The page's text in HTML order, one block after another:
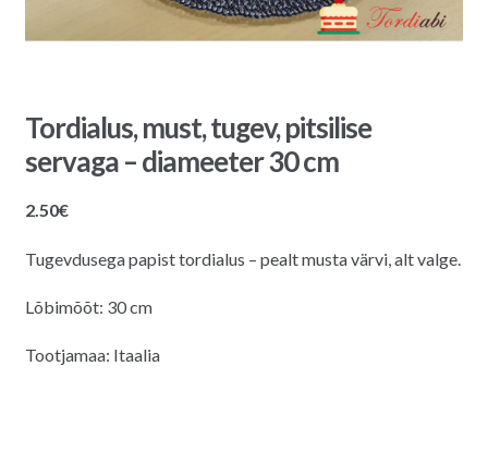
Tordialus, must, tugev, pitsilise
servaga – diameeter 30 cm
2.50€
Tugevdusega papist tordialus – pealt musta värvi, alt valge.
Lõbimõõt: 30 cm
Tootjamaa: Itaalia